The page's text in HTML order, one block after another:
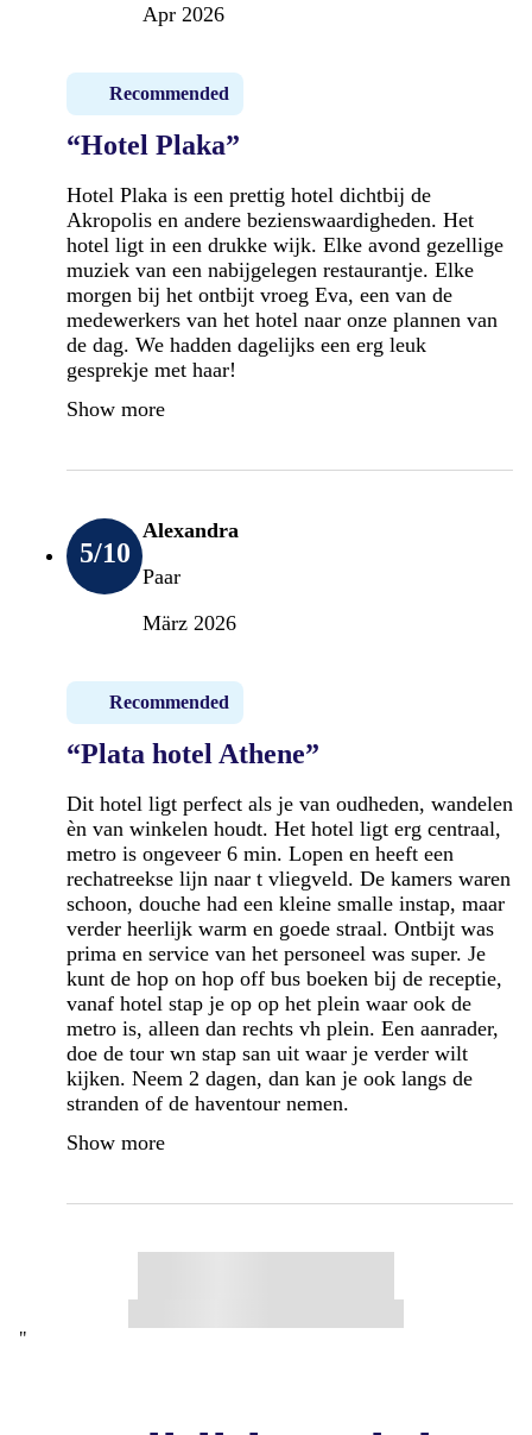
Apr 2026
Recommended
“Hotel Plaka”
Hotel Plaka is een prettig hotel dichtbij de
Akropolis en andere bezienswaardigheden. Het
hotel ligt in een drukke wijk. Elke avond gezellige
muziek van een nabijgelegen restaurantje. Elke
morgen bij het ontbijt vroeg Eva, een van de
medewerkers van het hotel naar onze plannen van
de dag. We hadden dagelijks een erg leuk
gesprekje met haar!
Show more
5/10
Alexandra
Paar
März 2026
Recommended
“Plata hotel Athene”
Dit hotel ligt perfect als je van oudheden, wandelen
èn van winkelen houdt. Het hotel ligt erg centraal,
metro is ongeveer 6 min. Lopen en heeft een
rechatreekse lijn naar t vliegveld. De kamers waren
schoon, douche had een kleine smalle instap, maar
verder heerlijk warm en goede straal. Ontbijt was
prima en service van het personeel was super. Je
kunt de hop on hop off bus boeken bij de receptie,
vanaf hotel stap je op op het plein waar ook de
metro is, alleen dan rechts vh plein. Een aanrader,
doe de tour wn stap san uit waar je verder wilt
kijken. Neem 2 dagen, dan kan je ook langs de
stranden of de haventour nemen.
Show more
"